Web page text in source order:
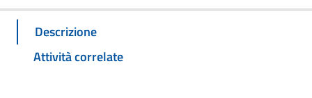
Descrizione
Attività correlate